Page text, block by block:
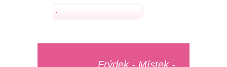
.
Frýdek - Místek -